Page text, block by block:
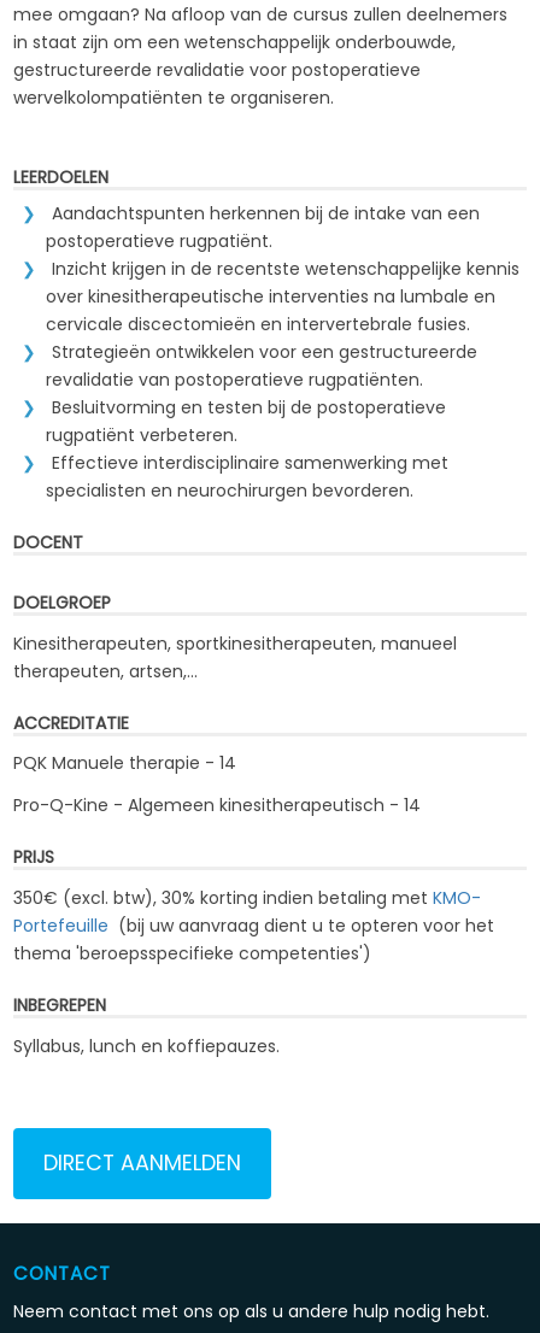
mee omgaan? Na afloop van de cursus zullen deelnemers
in staat zijn om een wetenschappelijk onderbouwde,
gestructureerde revalidatie voor postoperatieve
wervelkolompatiënten te organiseren.
LEERDOELEN
Aandachtspunten herkennen bij de intake van een
postoperatieve rugpatiënt.
Inzicht krijgen in de recentste wetenschappelijke kennis
over kinesitherapeutische interventies na lumbale en
cervicale discectomieën en intervertebrale fusies.
Strategieën ontwikkelen voor een gestructureerde
revalidatie van postoperatieve rugpatiënten.
Besluitvorming en testen bij de postoperatieve
rugpatiënt verbeteren.
Effectieve interdisciplinaire samenwerking met
specialisten en neurochirurgen bevorderen.
DOCENT
DOELGROEP
Kinesitherapeuten, sportkinesitherapeuten, manueel
therapeuten, artsen,...
ACCREDITATIE
PQK Manuele therapie - 14
Pro-Q-Kine - Algemeen kinesitherapeutisch - 14
PRIJS
350€ (excl. btw), 30% korting indien betaling metKMO-
Portefeuille (bij uw aanvraag dient u te opteren voor het
thema 'beroepsspecifieke competenties')
INBEGREPEN
Syllabus, lunch en koffiepauzes.
DIRECT AANMELDEN
CONTACT
Neem contact met ons op als u andere hulp nodig hebt.